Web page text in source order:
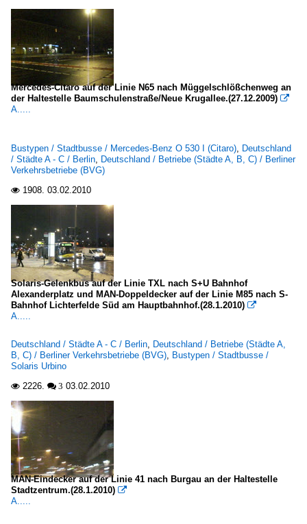
Mercedes-Citaro auf der Linie N65 nach Müggelschlößchenweg an
der Haltestelle Baumschulenstraße/Neue Krugallee.(27.12.2009) 
A.....
Bustypen / Stadtbusse / Mercedes-Benz O 530 I (Citaro), Deutschland
/ Städte A - C / Berlin, Deutschland / Betriebe (Städte A, B, C) / Berliner
Verkehrsbetriebe (BVG)
 1908. 03.02.2010
Solaris-Gelenkbus auf der Linie TXL nach S+U Bahnhof
Alexanderplatz und MAN-Doppeldecker auf der Linie M85 nach S-
Bahnhof Lichterfelde Süd am Hauptbahnhof.(28.1.2010) 
A.....
Deutschland / Städte A - C / Berlin, Deutschland / Betriebe (Städte A,
B, C) / Berliner Verkehrsbetriebe (BVG), Bustypen / Stadtbusse /
Solaris Urbino
 2226.  3 03.02.2010
MAN-Eindecker auf der Linie 41 nach Burgau an der Haltestelle
Stadtzentrum.(28.1.2010) 
A.....